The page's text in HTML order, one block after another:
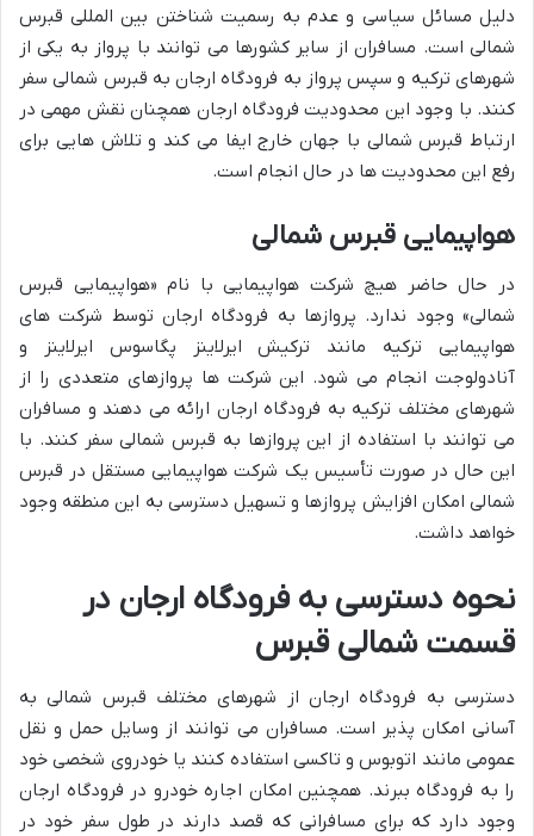
دلیل مسائل سیاسی و عدم به رسمیت شناختن بین المللی قبرس
شمالی است. مسافران از سایر کشورها می توانند با پرواز به یکی از
شهرهای ترکیه و سپس پرواز به فرودگاه ارجان به قبرس شمالی سفر
کنند. با وجود این محدودیت فرودگاه ارجان همچنان نقش مهمی در
ارتباط قبرس شمالی با جهان خارج ایفا می کند و تلاش هایی برای
رفع این محدودیت ها در حال انجام است.
هواپیمایی قبرس شمالی
در حال حاضر هیچ شرکت هواپیمایی با نام «هواپیمایی قبرس
شمالی» وجود ندارد. پروازها به فرودگاه ارجان توسط شرکت های
هواپیمایی ترکیه مانند ترکیش ایرلاینز پگاسوس ایرلاینز و
آنادولوجت انجام می شود. این شرکت ها پروازهای متعددی را از
شهرهای مختلف ترکیه به فرودگاه ارجان ارائه می دهند و مسافران
می توانند با استفاده از این پروازها به قبرس شمالی سفر کنند. با
این حال در صورت تأسیس یک شرکت هواپیمایی مستقل در قبرس
شمالی امکان افزایش پروازها و تسهیل دسترسی به این منطقه وجود
خواهد داشت.
نحوه دسترسی به فرودگاه ارجان در
قسمت شمالی قبرس
دسترسی به فرودگاه ارجان از شهرهای مختلف قبرس شمالی به
آسانی امکان پذیر است. مسافران می توانند از وسایل حمل و نقل
عمومی مانند اتوبوس و تاکسی استفاده کنند یا خودروی شخصی خود
را به فرودگاه ببرند. همچنین امکان اجاره خودرو در فرودگاه ارجان
وجود دارد که برای مسافرانی که قصد دارند در طول سفر خود در